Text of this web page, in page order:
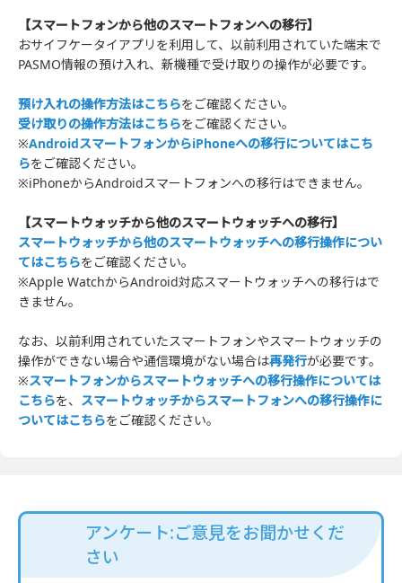
【スマートフォンから他のスマートフォンへの移行】
おサイフケータイアプリを利用して、以前利用されていた端末で
PASMO情報の預け入れ、新機種で受け取りの操作が必要です。
預け入れの操作方法はこちらをご確認ください。
受け取りの操作方法はこちらをご確認ください。
※AndroidスマートフォンからiPhoneへの移行についてはこち
らをご確認ください。
※iPhoneからAndroidスマートフォンへの移行はできません。
【スマートウォッチから他のスマートウォッチへの移行】
スマートウォッチから他のスマートウォッチへの移行操作につい
てはこちらをご確認ください。
※Apple WatchからAndroid対応スマートウォッチへの移行はで
きません。
なお、以前利用されていたスマートフォンやスマートウォッチの
操作ができない場合や通信環境がない場合は再発行が必要です。
※スマートフォンからスマートウォッチへの移行操作については
こちらを、 スマートウォッチからスマートフォンへの移行操作に
ついてはこちらをご確認ください。
アンケート:ご意見をお聞かせくだ
さい